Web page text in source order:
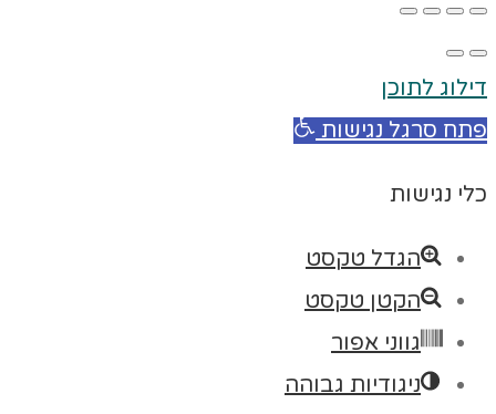
דילוג לתוכן
פתח סרגל נגישות
כלי נגישות
הגדל טקסט
הקטן טקסט
גווני אפור
ניגודיות גבוהה